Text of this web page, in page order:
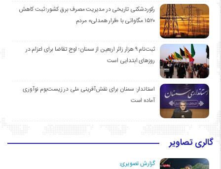
رکوردشکنی تاریخی در مدیریت مصرف برق کشور؛ ثبت کاهش
۱۵۲۰ مگاواتی با «قرار همدلی» مردم
ثبت‌نام ۹ هزار زائر اربعین از سمنان؛ اوج تقاضا برای اعزام در
روزهای ابتدایی است
استاندار: سمنان برای نقش‌آفرینی ملی در زیست‌بوم نوآوری
آماده است
گالری تصاویر
گزارش تصویری: